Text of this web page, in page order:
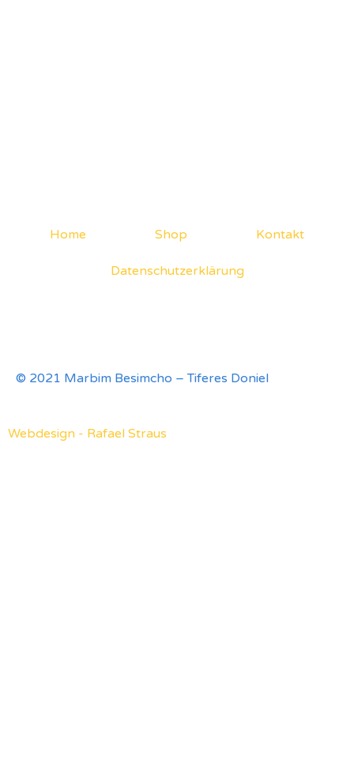
© 2021 Marbim Besimcho – Tiferes Doniel
Home Shop Kontakt
Datenschutzerklärung
Webdesign - Rafael Straus